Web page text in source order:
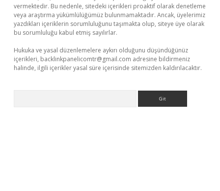
vermektedir. Bu nedenle, sitedeki içerikleri proaktif olarak denetleme
veya araştırma yükümlülüğümüz bulunmamaktadır. Ancak, üyelerimiz
yazdıkları içeriklerin sorumluluğunu taşımakta olup, siteye üye olarak
bu sorumluluğu kabul etmiş sayılırlar.
Hukuka ve yasal düzenlemelere aykırı olduğunu düşündüğünüz
içerikleri, backlinkpanelicomtr@gmail.com adresine bildirmeniz
halinde, ilgili içerikler yasal süre içerisinde sitemizden kaldırılacaktır.